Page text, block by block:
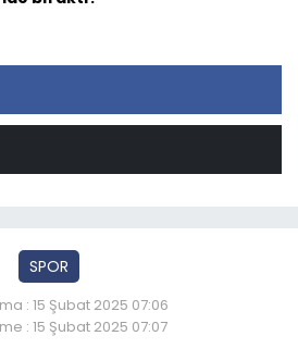
SPOR
: 15 Şubat 2025 07:06
: 15 Şubat 2025 07:07